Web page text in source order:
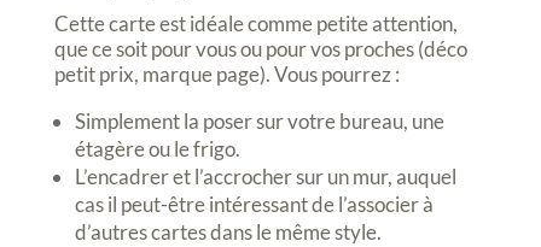
Cette carte est idéale comme petite attention,
que ce soit pour vous ou pour vos proches (déco
petit prix, marque page). Vous pourrez :
Simplement la poser sur votre bureau, une
étagère ou le frigo.
L’encadrer et l’accrocher sur un mur, auquel
cas il peut-être intéressant de l’associer à
d’autres cartes dans le même style.